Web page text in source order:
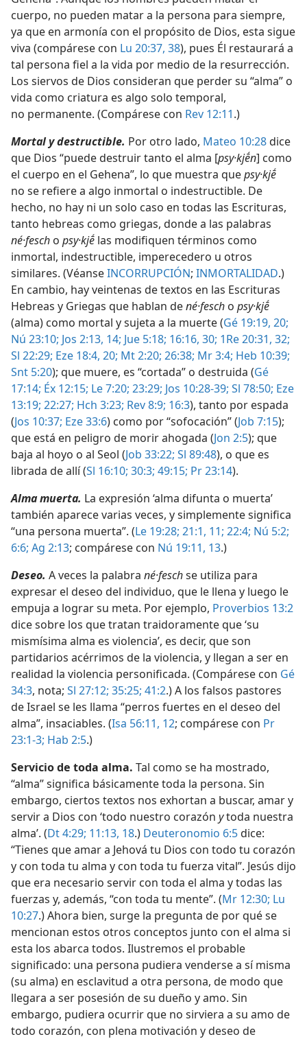
cuerpo, no pueden matar a la persona para siempre,
ya que en armonía con el propósito de Dios, esta sigue
viva (compárese con Lu 20:37, 38), pues Él restaurará a
tal persona fiel a la vida por medio de la resurrección.
Los siervos de Dios consideran que perder su “alma” o
vida como criatura es algo solo temporal,
no permanente. (Compárese con Rev 12:11.)
Mortal y destructible. Por otro lado, Mateo 10:28dice
que Dios “puede destruir tanto el alma [psy·kjḗn] como
el cuerpo en el Gehena”, lo que muestra quepsy·kjḗ
no se refiere a algo inmortal o indestructible. De
hecho, no hay ni un solo caso en todas las Escrituras,
tanto hebreas como griegas, donde a las palabras
né·fesch o psy·kjḗ las modifiquen términos como
inmortal, indestructible, imperecedero u otros
similares. (VéanseINCORRUPCIÓN; INMORTALIDAD.)
En cambio, hay veintenas de textos en las Escrituras
Hebreas y Griegas que hablan dené·fesch o psy·kjḗ
(alma) como mortal y sujeta a la muerte (Gé 19:19, 20;
Nú 23:10; Jos 2:13, 14; Jue 5:18; 16:16, 30; 1Re 20:31, 32;
Sl 22:29; Eze 18:4, 20; Mt 2:20; 26:38; Mr 3:4; Heb 10:39;
Snt 5:20); que muere, es “cortada” o destruida (Gé
17:14; Éx 12:15; Le 7:20; 23:29; Jos 10:28-39; Sl 78:50; Eze
13:19; 22:27; Hch 3:23; Rev 8:9; 16:3), tanto por espada
(Jos 10:37; Eze 33:6) como por “sofocación” (Job 7:15);
que está en peligro de morir ahogada (Jon 2:5); que
baja al hoyo o al Seol (Job 33:22; Sl 89:48), o que es
librada de allí (Sl 16:10; 30:3; 49:15; Pr 23:14).
Alma muerta. La expresión ‘alma difunta o muerta’
también aparece varias veces, y simplemente significa
“una persona muerta”. (Le 19:28; 21:1, 11; 22:4; Nú 5:2;
6:6; Ag 2:13; compárese con Nú 19:11, 13.)
Deseo. A veces la palabra né·feschse utiliza para
expresar el deseo del individuo, que le llena y luego le
empuja a lograr su meta. Por ejemplo, Proverbios 13:2
dice sobre los que tratan traidoramente que ‘su
mismísima alma es violencia’, es decir, que son
partidarios acérrimos de la violencia, y llegan a ser en
realidad la violencia personificada. (Compárese con Gé
34:3, nota; Sl 27:12; 35:25; 41:2.) A los falsos pastores
de Israel se les llama “perros fuertes en el deseo del
alma”, insaciables. (Isa 56:11, 12; compárese con Pr
23:1-3; Hab 2:5.)
Servicio de toda alma. Tal como se ha mostrado,
“alma” significa básicamente toda la persona. Sin
embargo, ciertos textos nos exhortan a buscar, amar y
servir a Dios con ‘todo nuestro corazón ytoda nuestra
alma’. (Dt 4:29; 11:13, 18.) Deuteronomio 6:5dice:
“Tienes que amar a Jehová tu Dios con todo tu corazón
y con toda tu alma y con toda tu fuerza vital”. Jesús dijo
que era necesario servir con toda el alma y todas las
fuerzas y, además, “con toda tu mente”. (Mr 12:30; Lu
10:27.) Ahora bien, surge la pregunta de por qué se
mencionan estos otros conceptos junto con el alma si
esta los abarca todos. Ilustremos el probable
significado: una persona pudiera venderse a sí misma
(su alma) en esclavitud a otra persona, de modo que
llegara a ser posesión de su dueño y amo. Sin
embargo, pudiera ocurrir que no sirviera a su amo de
todo corazón, con plena motivación y deseo de